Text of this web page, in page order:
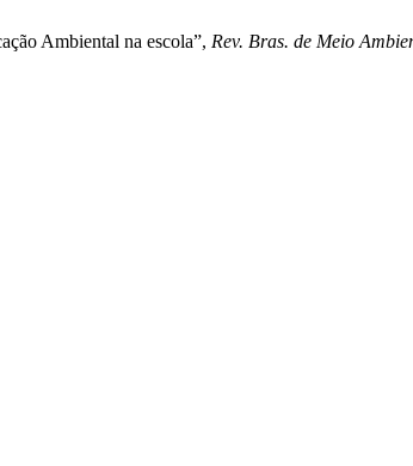
Ambiental na escola”, Rev. Bras. de Meio